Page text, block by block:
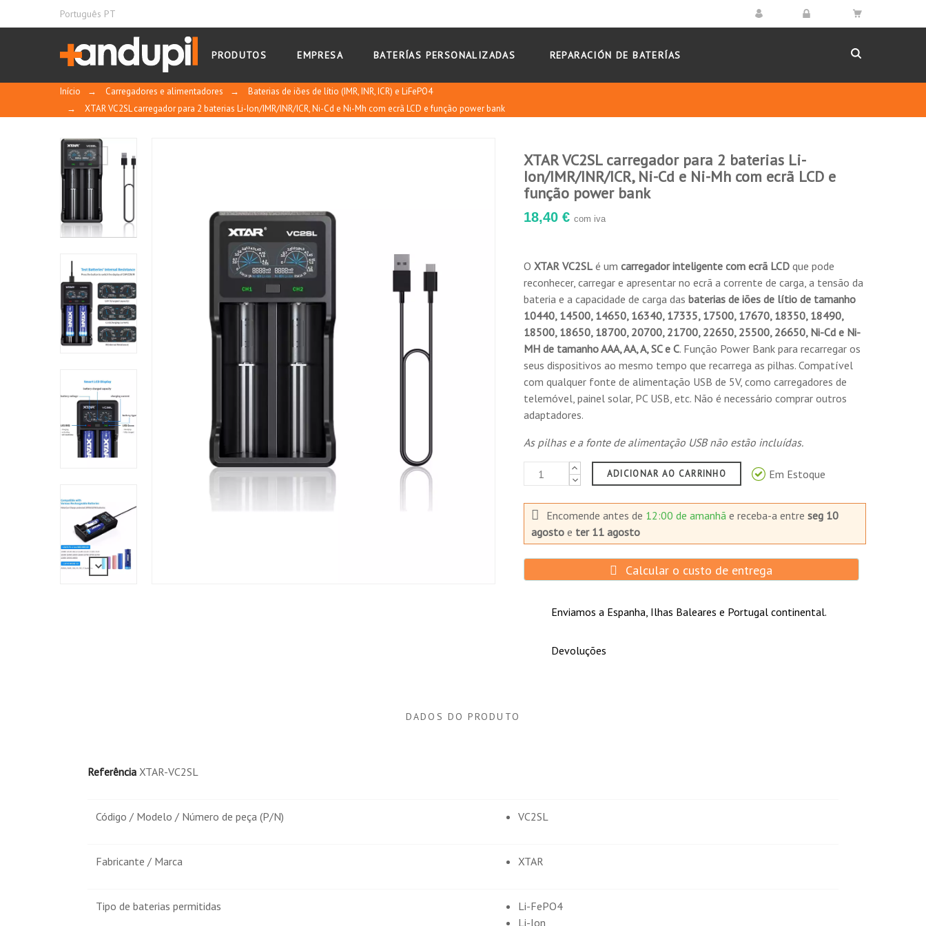
Português PT
PRODUTOS EMPRESA BATERÍAS PERSONALIZADAS REPARACIÓN DE BATERÍAS
Início → Carregadores e alimentadores →
Baterias de iões de lítio (IMR, INR, ICR) e LiFePO4
→
XTAR VC2SL carregador para 2 baterias Li-Ion/IMR/INR/ICR, Ni-Cd e Ni-Mh com ecrã LCD e função power bank
XTAR VC2SL carregador para 2 baterias Li-
Ion/IMR/INR/ICR, Ni-Cd e Ni-Mh com ecrã LCD e
função power bank
18,40 € com iva
O XTAR VC2SLé um carregador inteligente com ecrã LCDque pode
reconhecer, carregar e apresentar no ecrã a corrente de carga, a tensão da
bateria e a capacidade de carga das baterias de iões de lítio de tamanho
10440, 14500, 14650, 16340, 17335, 17500, 17670, 18350, 18490,
18500, 18650, 18700, 20700, 21700, 22650, 25500, 26650, Ni-Cd e Ni-
MH de tamanho AAA, AA, A, SC e C. Função Power Bank para recarregar os
seus dispositivos ao mesmo tempo que recarrega as pilhas. Compatível
com qualquer fonte de alimentação USB de 5V, como carregadores de
telemóvel, painel solar, PC USB, etc. Não é necessário comprar outros
adaptadores.
As pilhas e a fonte de alimentação USB não estão incluídas.
ADICIONAR AO CARRINHO Em Estoque
Encomende antes de 12:00 de amanhã e receba-a entre seg 10
agostoe ter 11 agosto
Calcular o custo de entrega
Enviamos a Espanha, Ilhas Baleares e Portugal continental.
Devoluções
DADOS DO PRODUTO
Referência XTAR-VC2SL
Código / Modelo / Número de peça (P/N) VC2SL
Fabricante / Marca XTAR
Tipo de baterias permitidas
Li-FePO4
Li-Ion